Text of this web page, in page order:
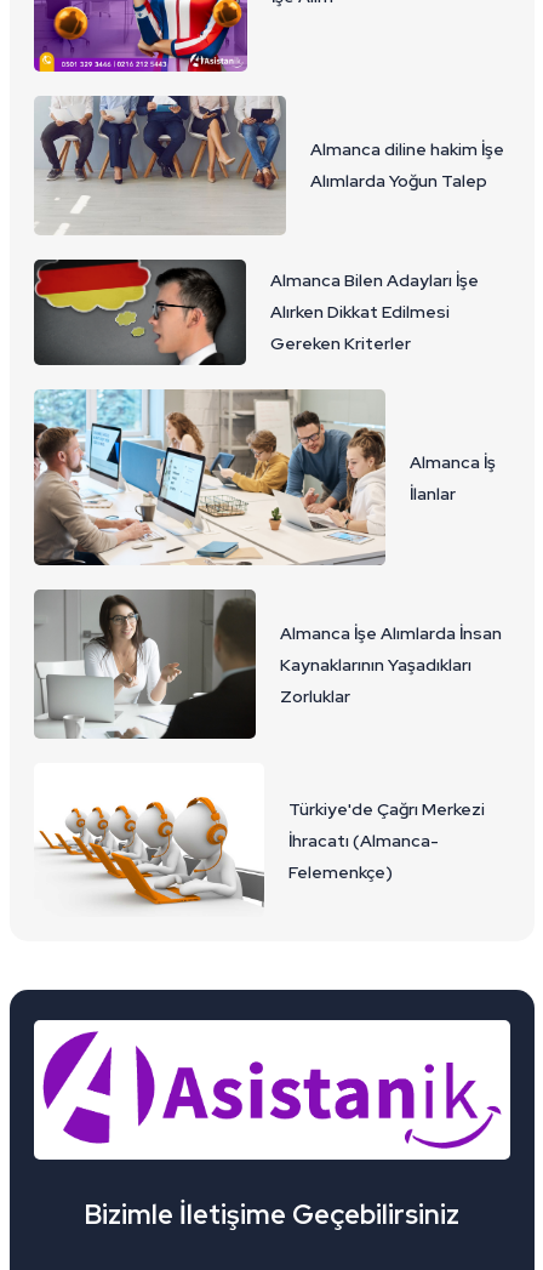
Almanca diline hakim İşe
Alımlarda Yoğun Talep
Almanca Bilen Adayları İşe
Alırken Dikkat Edilmesi
Gereken Kriterler
Almanca İş
İlanlar
Almanca İşe Alımlarda İnsan
Kaynaklarının Yaşadıkları
Zorluklar
Türkiye'de Çağrı Merkezi
İhracatı (Almanca-
Felemenkçe)
Bizimle İletişime Geçebilirsiniz